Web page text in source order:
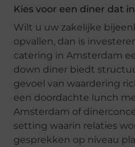
Kies voor een diner dat
Wilt u uw zakelijke
opvallen, dan is
catering in Amsterdam
down diner biedt
gevoel van waardering
een doordachte lunch
Amsterdam of
setting waarin relaties
gesprekken op niveau